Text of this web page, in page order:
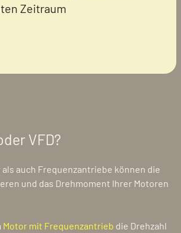
Zeitraum
VFD?
auch Frequenzantriebe können die
und das Drehmoment Ihrer Motoren
Motor mit Frequenzantrieb die Drehzahl